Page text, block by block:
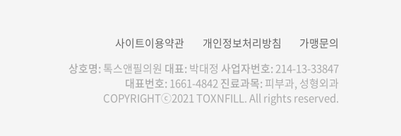
이벤트/시술 예약하기
사이트이용약관 개인정보처리방침
가맹문의
상호명: 톡스앤필의원 대표: 박대정 사업자번호: 214-13-33847
대표번호: 1661-4842진료과목: 피부과, 성형외과
COPYRIGHTⓒ2021 TOXNFILL. All rights reserved.